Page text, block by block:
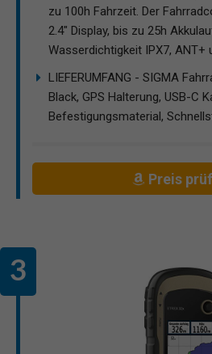
zu 100h Fahrzeit. Der
2.4" Display, bis zu 25h
Wasserdichtigkeit IPX7, ANT+
LIEFERUMFANG - SIGMA
Black, GPS Halterung, USB-C
Befestigungsmaterial,
Preis